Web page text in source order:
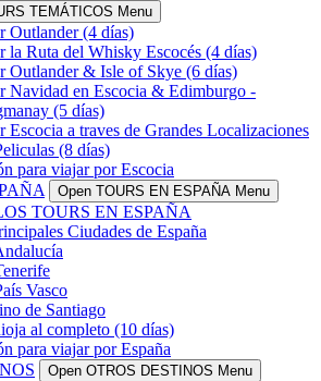
TEMÁTICOS Menu
Outlander (4 días)
la Ruta del Whisky Escocés (4 días)
Outlander & Isle of Skye (6 días)
Navidad en Escocia & Edimburgo -
(5 días)
Escocia a traves de Grandes Localizaciones
(8 días)
para viajar por Escocia
Open TOURS EN ESPAÑA Menu
TOURS EN ESPAÑA
Ciudades de España
Vasco
de Santiago
al completo (10 días)
para viajar por España
Open OTROS DESTINOS Menu